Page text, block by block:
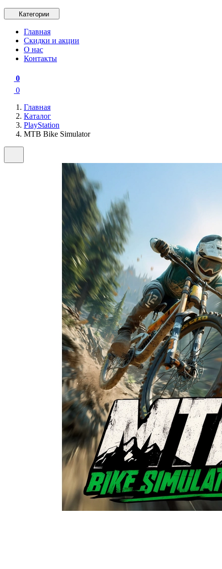
Категории
Главная
Скидки и акции
О нас
Контакты
0
0
Главная
Каталог
PlayStation
MTB Bike Simulator